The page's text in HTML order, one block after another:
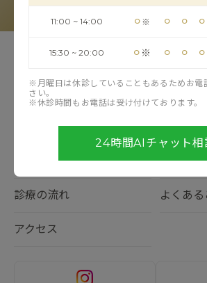
11:00 ~ 14:00 ⚪︎ ※ ⚪︎ ⚪︎ ⚪︎
15:30 ~ 20:00 ⚪︎ ※ ⚪︎ ⚪︎ ⚪︎
※月曜日は休診していることもあるためお電
さい。
※休診時間もお電話は受け付けております。
24時間AIチャット相
当院につ
ドクター紹介
お悩み一覧 治療方法
ブログ
診療の流れ よくある
アクセス